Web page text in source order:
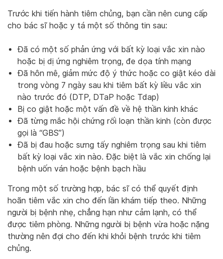
Trước khi tiến hành tiêm chủng, bạn cần nên cung cấp
cho bác sĩ hoặc y tá một số thông tin sau:
Đã có một số phản ứng với bất kỳ loại vắc xin nào
hoặc bị dị ứng nghiêm trọng, đe dọa tính mạng
Đã hôn mê, giảm mức độ ý thức hoặc co giật kéo dài
trong vòng 7 ngày sau khi tiêm bất kỳ liều vắc xin
nào trước đó (DTP, DTaP hoặc Tdap)
Bị co giật hoặc một vấn đề về hệ thần kinh khác
Đã từng mắc hội chứng rối loạn thần kinh (còn được
gọi là “GBS”)
Đã bị đau hoặc sưng tấy nghiêm trọng sau khi tiêm
bất kỳ loại vắc xin nào. Đặc biệt là vắc xin chống lại
bệnh uốn ván hoặc bệnh bạch hầu
Trong một số trường hợp, bác sĩ có thể quyết định
hoãn tiêm vắc xin cho đến lần khám tiếp theo. Những
người bị bệnh nhẹ, chẳng hạn như cảm lạnh, có thể
được tiêm phòng. Những người bị bệnh vừa hoặc nặng
thường nên đợi cho đến khi khỏi bệnh trước khi tiêm
chủng.